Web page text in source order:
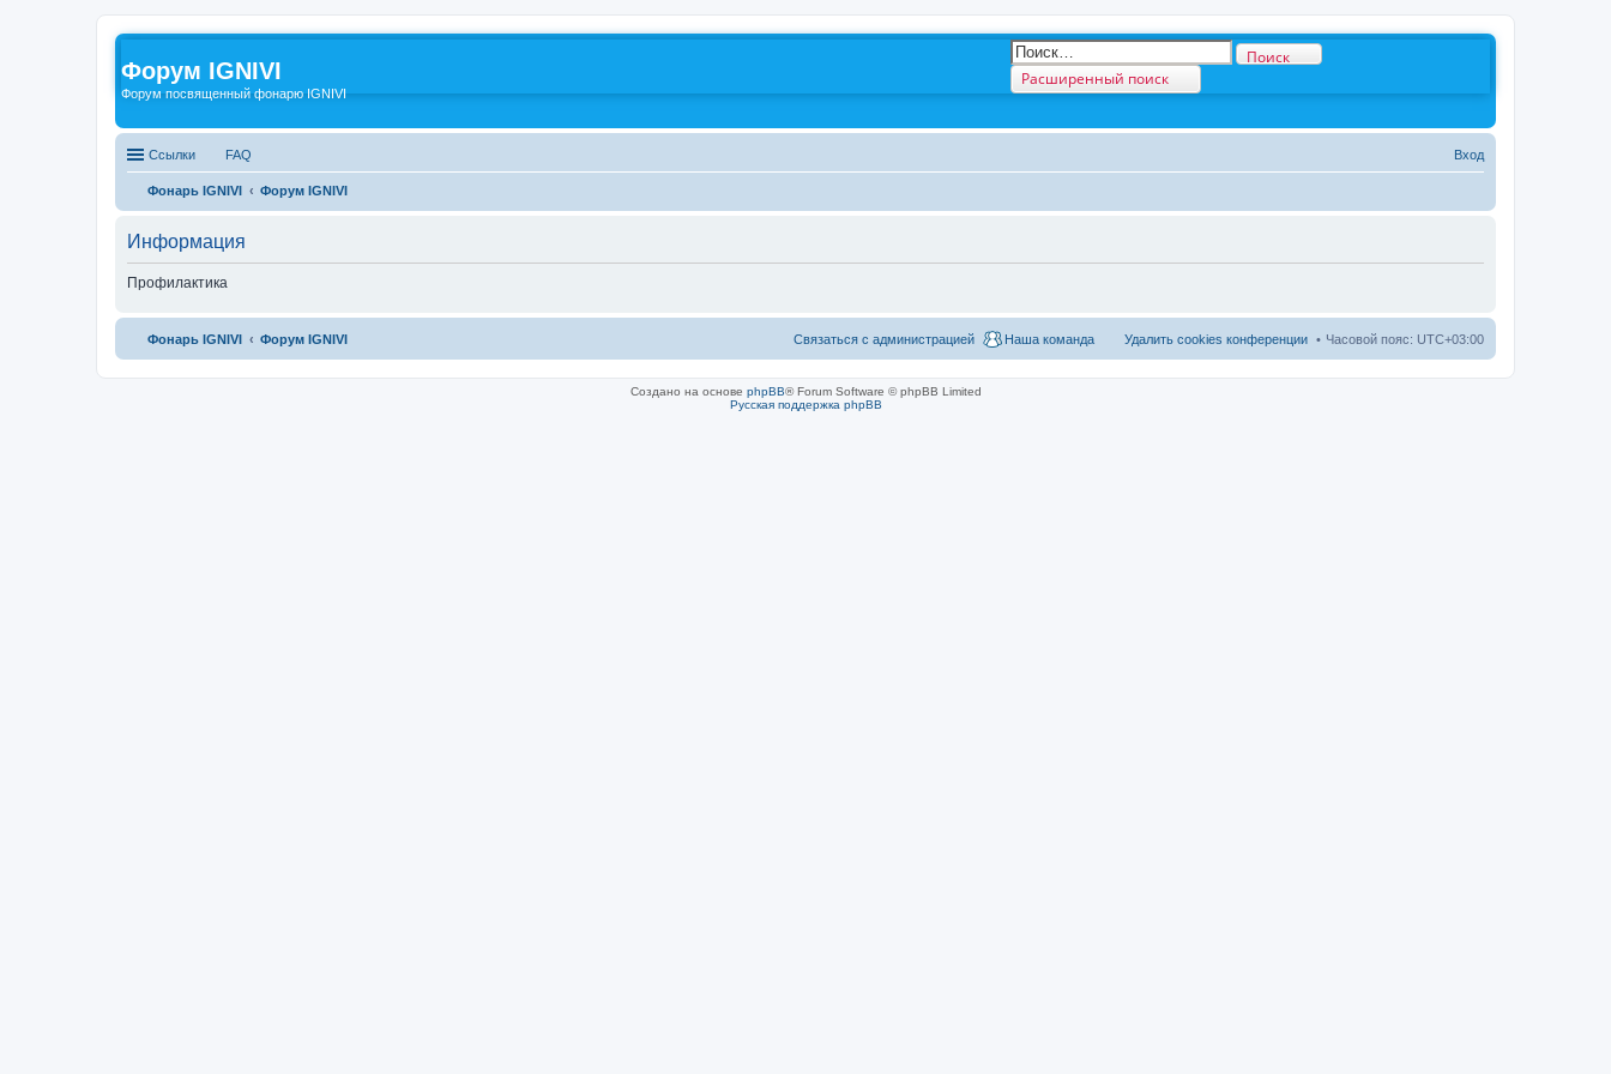
Форум IGNIVI
Форум посвященный фонарю IGNIVI
Поиск
Расширенный поиск
Ссылки FAQ Вход
Фонарь IGNIVI Форум IGNIVI
Информация
Профилактика
Фонарь IGNIVI Форум IGNIVI Часовой пояс: UTC+03:00
Удалить cookies конференции
Наша команда
Связаться с администрацией
Создано на основе phpBB® Forum Software © phpBB Limited
Русская поддержка phpBB